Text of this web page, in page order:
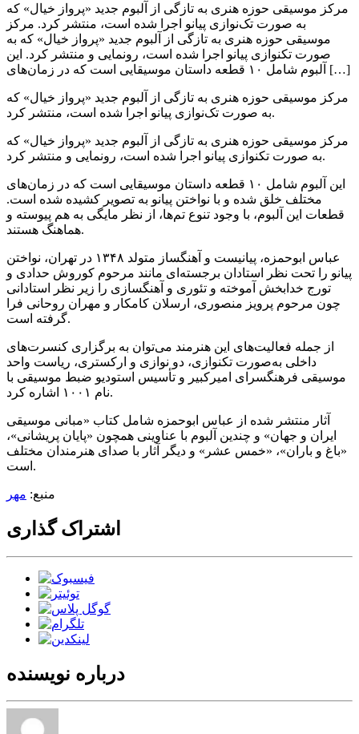
مرکز موسیقی حوزه هنری به تازگی از آلبوم جدید «پرواز خیال» که
به صورت تک‌نوازی پیانو اجرا شده است، منتشر کرد. مرکز
موسیقی حوزه هنری به تازگی از آلبوم جدید «پرواز خیال» که به
صورت تکنوازی پیانو اجرا شده است، رونمایی و منتشر کرد. این
آلبوم شامل ۱۰ قطعه داستان موسیقایی است که در زمان‌های […]
مرکز موسیقی حوزه هنری به تازگی از آلبوم جدید «پرواز خیال» که
به صورت تک‌نوازی پیانو اجرا شده است، منتشر کرد.
مرکز موسیقی حوزه هنری به تازگی از آلبوم جدید «پرواز خیال» که
به صورت تکنوازی پیانو اجرا شده است، رونمایی و منتشر کرد.
این آلبوم شامل ۱۰ قطعه داستان موسیقایی است که در زمان‌های
مختلف خلق شده و با نواختن پیانو به تصویر کشیده شده است.
قطعات این آلبوم، با وجود تنوع تم‌ها، از نظر مایگی به هم پیوسته و
هماهنگ هستند.
عباس ابوحمزه، پیانیست و آهنگساز متولد ۱۳۴۸ در تهران، نواختن
پیانو را تحت نظر استادان برجسته‌ای مانند مرحوم کوروش حدادی و
تورج خدابخش آموخته و تئوری و آهنگسازی را زیر نظر استادانی
چون مرحوم پرویز منصوری، ارسلان کامکار و مهران روحانی فرا
گرفته است.
از جمله فعالیت‌های این هنرمند می‌توان به برگزاری کنسرت‌های
داخلی به‌صورت تکنوازی، دو نوازی و ارکستری، ریاست واحد
موسیقی فرهنگسرای امیرکبیر و تأسیس استودیو ضبط موسیقی با
نام ۱۰۰۱ اشاره کرد.
آثار منتشر شده از عباس ابوحمزه شامل کتاب «مبانی موسیقی
ایران و جهان» و چندین آلبوم با عناوینی همچون «پایان پریشانی»،
«باغ و باران»، «خمس عشر» و دیگر آثار با صدای هنرمندان مختلف
است.
منبع: مهر
اشتراک گذاری
درباره نویسنده